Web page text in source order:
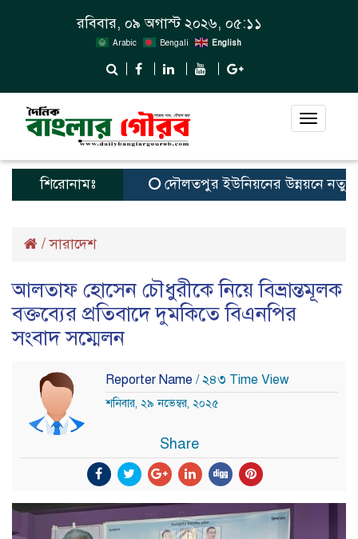
রবিবার, ০৯ অগাস্ট ২০২৬, ০৫:১১
Arabic Bengali English
Toggle
শিরোনামঃ দৌলতপুর ইউনিয়নের উন্নয়নে নতুন
/সারাদেশ
আলতাফ হোসেন চৌধুরীকে নিয়ে বিভ্রান্তমূলক
বক্তব্যের প্রতিবাদে দুমকিতে বিএনপির
সংবাদ সম্মেলন
Reporter Name / ২৪৩ Time View
শনিবার, ২৯ নভেম্বর, ২০২৫
Share